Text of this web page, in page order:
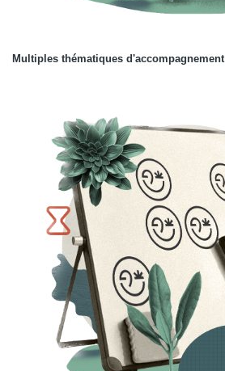
Multiples thématiques d'accompagnement